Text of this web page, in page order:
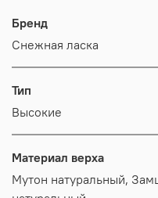
Бренд
Снежная ласка
Тип
Высокие
Материал верха
Мутон натуральный,